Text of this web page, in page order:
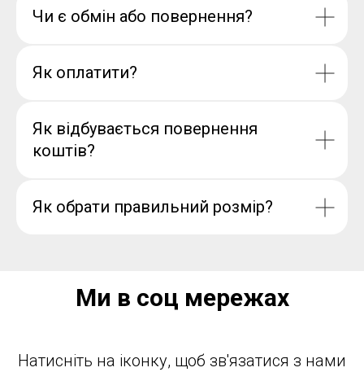
Чи є обмін або повернення?
Як оплатити?
Як відбувається повернення
коштів?
Як обрати правильний розмір?
Ми в соц мережах
Натисніть на іконку, щоб зв'язатися з нами